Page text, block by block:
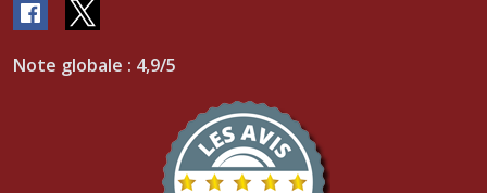
Note globale : 4,9/5